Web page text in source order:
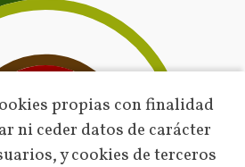
propias con finalidad
ni ceder datos de carácter
y cookies de terceros